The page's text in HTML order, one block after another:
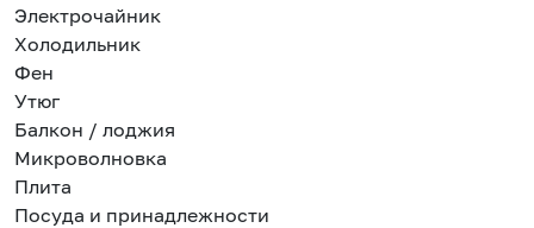
Электрочайник
Холодильник
Фен
Утюг
Балкон / лоджия
Микроволновка
Плита
Посуда и принадлежности